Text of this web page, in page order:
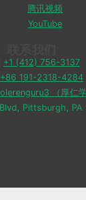
腾讯视频
YouTube
+1 (412) 756-3137
+86 191-2318-4284
（厚仁学
Pittsburgh, PA